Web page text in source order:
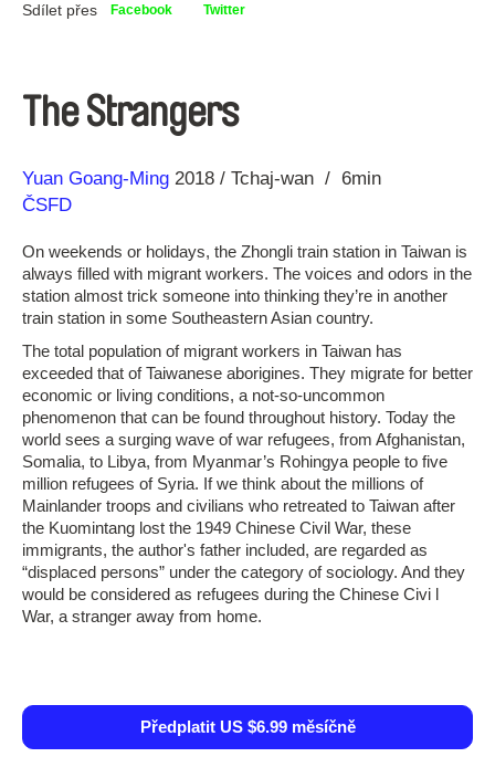
Sdílet přes Facebook Twitter
The Strangers
Režie
Yuan Goang-Ming
Rok 2018 Tchaj-wan
6min
ČSFD
On weekends or holidays, the Zhongli train station in Taiwan is
always filled with migrant workers. The voices and odors in the
station almost trick someone into thinking they’re in another
train station in some Southeastern Asian country.
The total population of migrant workers in Taiwan has
exceeded that of Taiwanese aborigines. They migrate for better
economic or living conditions, a not-so-uncommon
phenomenon that can be found throughout history. Today the
world sees a surging wave of war refugees, from Afghanistan,
Somalia, to Libya, from Myanmar’s Rohingya people to five
million refugees of Syria. If we think about the millions of
Mainlander troops and civilians who retreated to Taiwan after
the Kuomintang lost the 1949 Chinese Civil War, these
immigrants, the author's father included, are regarded as
“displaced persons” under the category of sociology. And they
would be considered as refugees during the Chinese Civi l
War, a stranger away from home.
Předplatit US $6.99 měsíčně